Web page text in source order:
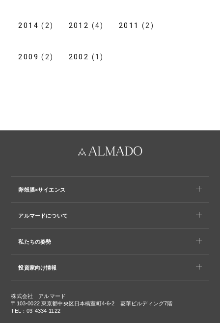
2014 (2) 2012 (4) 2011 (2)
2009 (2) 2002 (1)
卵殻膜×サイエンス
アルマードについて
私たちの姿勢
投資家向け情報
株式会社 アルマード
〒103-0022東京都中央区日本橋室町4-6-2 菱華ビルディング7階
TEL：03-4334-1122